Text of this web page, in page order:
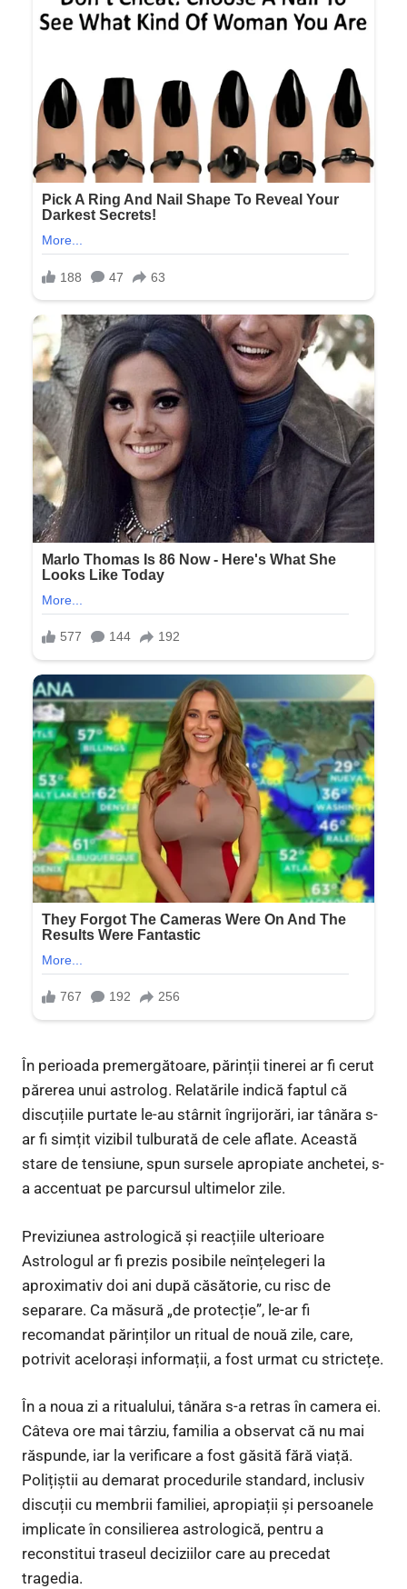
În perioada premergătoare, părinții tinerei ar fi cerut
părerea unui astrolog. Relatările indică faptul că
discuțiile purtate le-au stârnit îngrijorări, iar tânăra s-
ar fi simțit vizibil tulburată de cele aflate. Această
stare de tensiune, spun sursele apropiate anchetei, s-
a accentuat pe parcursul ultimelor zile.
Previziunea astrologică și reacțiile ulterioare
Astrologul ar fi prezis posibile neînțelegeri la
aproximativ doi ani după căsătorie, cu risc de
separare. Ca măsură „de protecție”, le-ar fi
recomandat părinților un ritual de nouă zile, care,
potrivit acelorași informații, a fost urmat cu strictețe.
În a noua zi a ritualului, tânăra s-a retras în camera ei.
Câteva ore mai târziu, familia a observat că nu mai
răspunde, iar la verificare a fost găsită fără viață.
Polițiștii au demarat procedurile standard, inclusiv
discuții cu membrii familiei, apropiații și persoanele
implicate în consilierea astrologică, pentru a
reconstitui traseul deciziilor care au precedat
tragedia.